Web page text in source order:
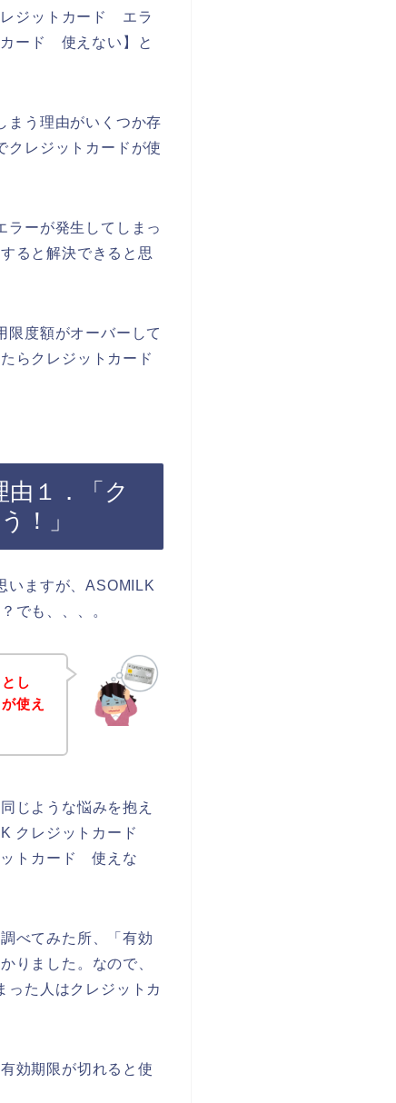
レジットカード エラ
ード 使えない】と
まう理由がいくつか存
クレジットカードが使
ラーが発生してしまっ
ると解決できると思
限度額がオーバーして
らクレジットカード
１．「ク
！」
いますが、ASOMILK
でも、、、。
し
使え
じような悩みを抱え
クレジットカード
トカード 使えな
べてみた所、「有効
りました。なので、
った人はクレジットカ
効期限が切れると使